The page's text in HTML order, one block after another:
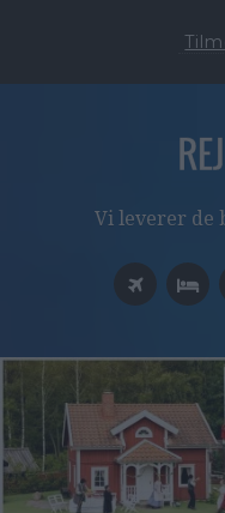
Vi leverer de